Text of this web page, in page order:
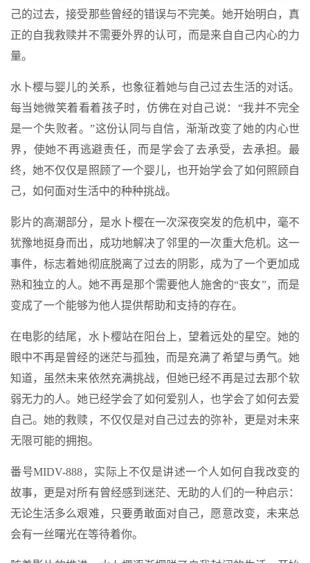
己的过去，接受那些曾经的错误与不完美。她开始明白，真
正的自我救赎并不需要外界的认可，而是来自自己内心的力
量。
水卜樱与婴儿的关系，也象征着她与自己过去生活的对话。
每当她微笑着看着孩子时，仿佛在对自己说：“我并不完全
是一个失败者。”这份认同与自信，渐渐改变了她的内心世
界，使她不再逃避责任，而是学会了去承受，去承担。最
终，她不仅仅是照顾了一个婴儿，也开始学会了如何照顾自
己，如何面对生活中的种种挑战。
影片的高潮部分，是水卜樱在一次深夜突发的危机中，毫不
犹豫地挺身而出，成功地解决了邻里的一次重大危机。这一
事件，标志着她彻底脱离了过去的阴影，成为了一个更加成
熟和独立的人。她不再是那个需要他人施舍的“丧女”，而是
变成了一个能够为他人提供帮助和支持的存在。
在电影的结尾，水卜樱站在阳台上，望着远处的星空。她的
眼中不再是曾经的迷茫与孤独，而是充满了希望与勇气。她
知道，虽然未来依然充满挑战，但她已经不再是过去那个软
弱无力的人。她已经学会了如何爱别人，也学会了如何去爱
自己。她的救赎，不仅仅是对自己过去的弥补，更是对未来
无限可能的拥抱。
番号MIDV-888，实际上不仅是讲述一个人如何自我改变的
故事，更是对所有曾经感到迷茫、无助的人们的一种启示：
无论生活多么艰难，只要勇敢面对自己，愿意改变，未来总
会有一丝曙光在等待着你。